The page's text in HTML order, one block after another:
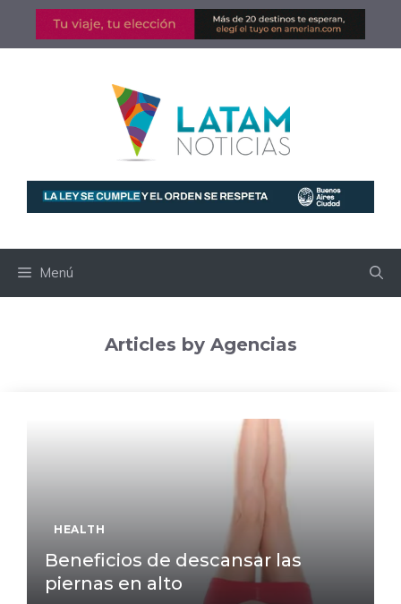
contenido
Menú
Articles by Agencias
HEALTH
Beneficios de descansar las
piernas en alto